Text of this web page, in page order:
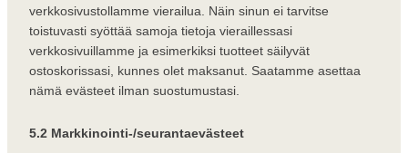
verkkosivustollamme vierailua. Näin sinun ei tarvitse
toistuvasti syöttää samoja tietoja vieraillessasi
verkkosivuillamme ja esimerkiksi tuotteet säilyvät
ostoskorissasi, kunnes olet maksanut. Saatamme asettaa
nämä evästeet ilman suostumustasi.
5.2 Markkinointi-/seurantaevästeet